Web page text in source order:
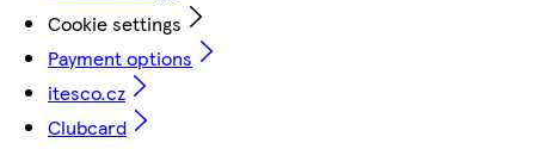
Cookie settings
Payment options
itesco.cz
Clubcard